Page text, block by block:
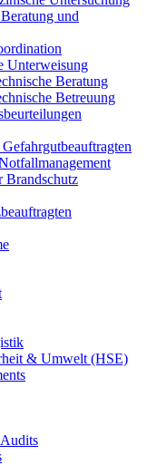
und
Unterweisung
Beratung
Betreuung
Brandschutz
& Umwelt (HSE)